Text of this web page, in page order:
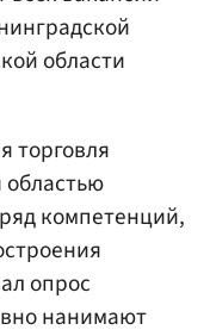
области
торговля
компетенций,
опрос
нанимают